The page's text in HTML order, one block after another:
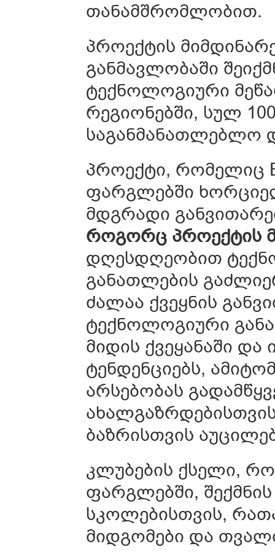
თანამშრომლობით.
პროექტის
განმავლობაში
ტექნოლოგიური
რეგიონებში, სულ
საგანმანათლებლო
პროექტი, რომელიც
ფარგლებში
მდგრადი
როგორც პროექტის
დღესდღეობით
განათლების
ძალაა ქვეყნის
ტექნოლოგიური
მიდის ქვეყანაში
ტენდენციებს,
არსებობას
ბაზრისთვის
კლუბების ქსელი,
ფარგლებში,
სკოლებისთვის,
მიდგომები და